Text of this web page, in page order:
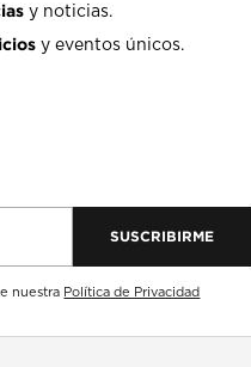
y noticias.
y eventos únicos.
SUSCRIBIRME
nuestra Política de Privacidad